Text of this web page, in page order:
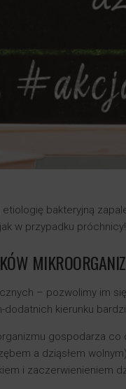
bakteryjną
w przypadku
– pozwolimy im
kierunku
gospodarza
a dziąsłem
i zaczerwienieniem